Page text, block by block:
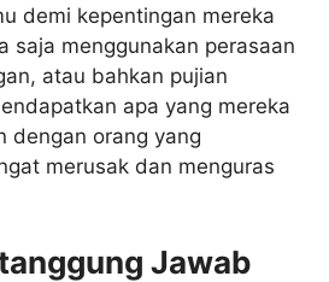
demi kepentingan mereka
saja menggunakan perasaan
atau bahkan pujian
apa yang mereka
dengan orang yang
merusak dan menguras
Jawab